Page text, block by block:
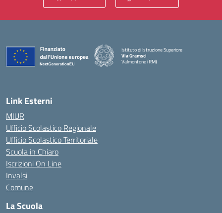
Istituto di Istruzione Superiore
Via Gramsci
Valmontone (RM)
Link Esterni
MIUR
Ufficio Scolastico Regionale
Ufficio Scolastico Territoriale
Scuola in Chiaro
Iscrizioni On Line
Invalsi
Comune
La Scuola